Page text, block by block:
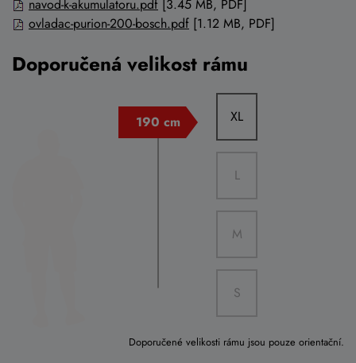
navod-k-akumulatoru.pdf [3.45 MB, PDF]
ovladac-purion-200-bosch.pdf [1.12 MB, PDF]
Doporučená velikost rámu
XL
L
M
S
Doporučené velikosti rámu jsou pouze orientační.